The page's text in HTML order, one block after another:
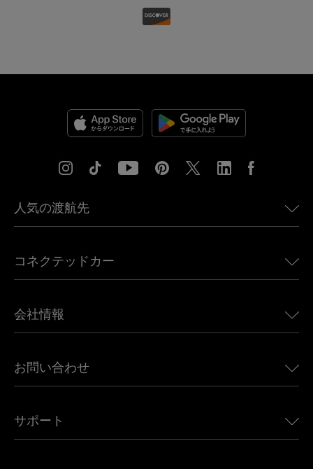
人気の渡航先
ヨーロッパ向けeSIM
カナダ向けeSIM
アフリカ向けeSIM
すべての目的地を見る
コネクテッドカー
Land Rover向けUbigi
Jeep向けUbigi
Mini向けUbigi
Maserati向けUbigi
会社情報
Ubigi関連プレス
Ubigiアプリ
お問い合わせ
アフェリエイトプログラム
サポート